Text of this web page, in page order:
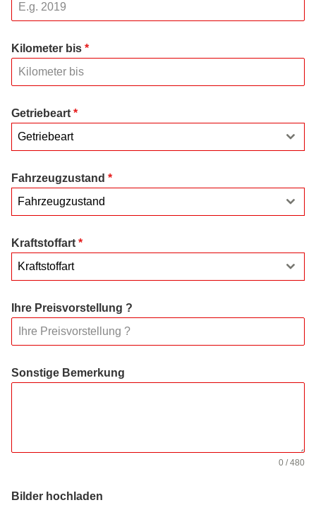
Kilometer bis *
Getriebeart *
Getriebeart
Fahrzeugzustand *
Fahrzeugzustand
Kraftstoffart *
Kraftstoffart
Ihre Preisvorstellung ?
Sonstige Bemerkung
0 / 480
Bilder hochladen